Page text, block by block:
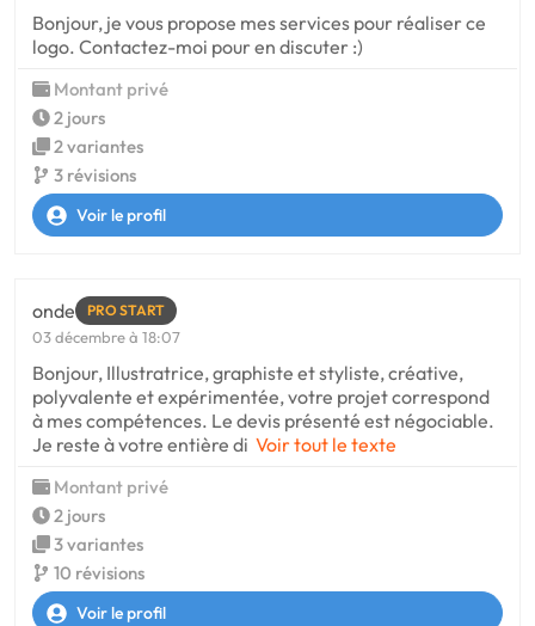
Bonjour, je vous propose mes services pour réaliser ce
logo. Contactez-moi pour en discuter :)
Montant privé
2 jours
2 variantes
3 révisions
Voir le profil
onde PRO START
03 décembre à 18:07
Bonjour, Illustratrice, graphiste et styliste, créative,
polyvalente et expérimentée, votre projet correspond
à mes compétences. Le devis présenté est négociable.
Je reste à votre entière di Voir tout le texte
Montant privé
2 jours
3 variantes
10 révisions
Voir le profil